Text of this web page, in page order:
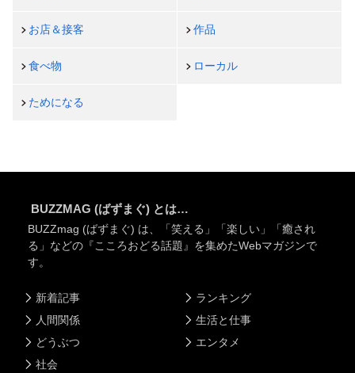
お店＆接客 作品
食べ物 ローカル
ためになる
BUZZMAG (ばずまぐ) とは…
BUZZmag (ばずまぐ) は、「笑える」「楽しい」「癒され
る」などの『こころおどる話題』を集めたWebマガジンで
す。
新着記事
人間関係
どうぶつ
社会
ランキング
生活と仕事
エンタメ